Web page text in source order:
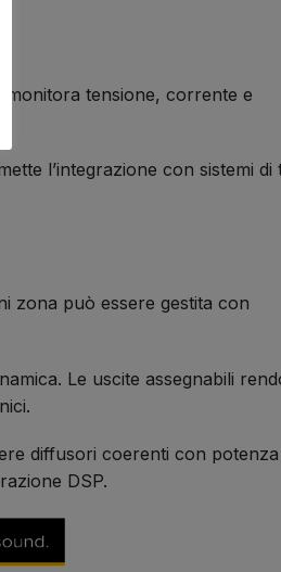
monitora tensione, corrente e
l’integrazione con sistemi di
zona può essere gestita con
Le uscite assegnabili
diffusori coerenti con potenza
DSP.